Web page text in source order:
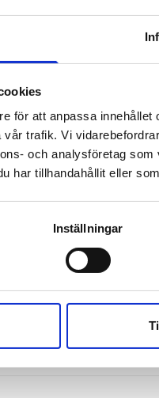
för att anpassa
trafik. Vi
och analysföretag
har tillhandahållit eller
Inställningar
Bonnier
vd Bonnier Group, nås
Broadcasting
att konkurrensprövningen
så kallad fas...
Broadcasting till
med varumärkena